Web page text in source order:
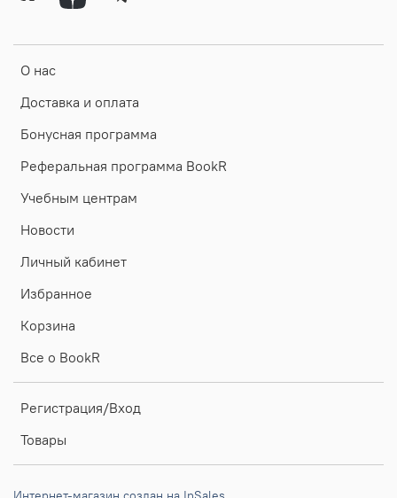
О нас
Доставка и оплата
Бонусная программа
Реферальная программа BookR
Учебным центрам
Новости
Личный кабинет
Избранное
Корзина
Все о BookR
Регистрация/Вход
Товары